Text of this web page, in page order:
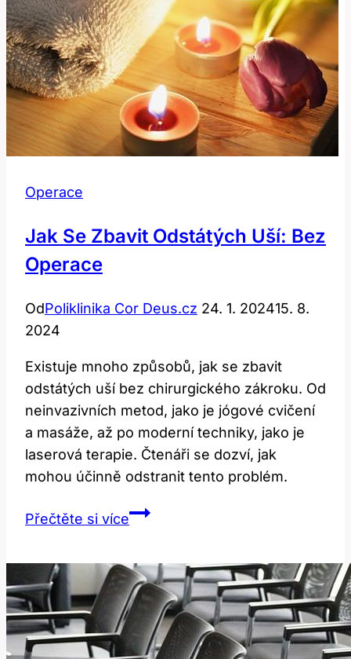
Operace
Jak Se Zbavit Odstátých Uší: Bez
Operace
OdPoliklinika Cor Deus.cz 24. 1. 202415. 8.
2024
Existuje mnoho způsobů, jak se zbavit
odstátých uší bez chirurgického zákroku. Od
neinvazivních metod, jako je jógové cvičení
a masáže, až po moderní techniky, jako je
laserová terapie. Čtenáři se dozví, jak
mohou účinně odstranit tento problém.
Přečtěte si víceJak
odstátých
uší:
Bez
operace